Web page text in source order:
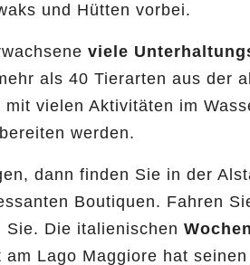
und Hütten vorbei.
viele
als 40 Tierarten aus der
mit vielen Aktivitäten im
werden.
dann finden Sie in der
Boutiquen. Fahren
Sie. Die italienischen
Lago Maggiore hat